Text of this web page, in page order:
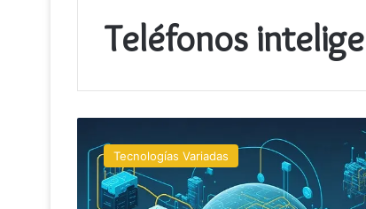
Teléfonos
que
cambiarán
vida
Tecnologías Variadas